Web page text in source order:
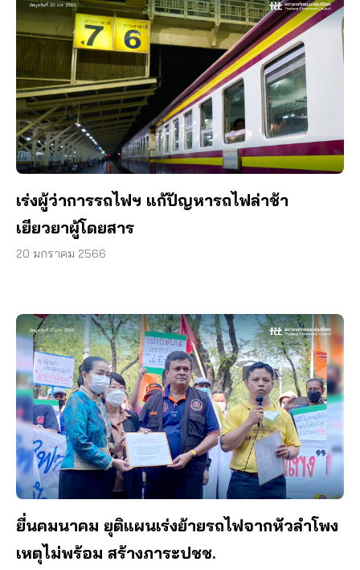
เร่งผู้ว่าการรถไฟฯ แก้ปัญหารถไฟล่าช้า
เยียวยาผู้โดยสาร
20 มกราคม 2566
ยื่นคมนาคม ยุติแผนเร่งย้ายรถไฟจากหัวลำโพง
เหตุไม่พร้อม สร้างภาระปชช.